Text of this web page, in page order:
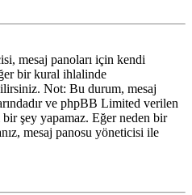
mesaj panoları için kendi
bir kural ihlalinde
Not: Bu durum, mesaj
ve phpBB Limited verilen
şey yapamaz. Eğer neden bir
mesaj panosu yöneticisi ile